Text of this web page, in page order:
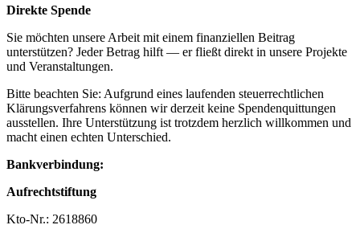
Direkte Spende
Sie möchten unsere Arbeit mit einem finanziellen Beitrag
unterstützen? Jeder Betrag hilft — er fließt direkt in unsere Projekte
und Veranstaltungen.
Bitte beachten Sie: Aufgrund eines laufenden steuerrechtlichen
Klärungsverfahrens können wir derzeit keine Spendenquittungen
ausstellen. Ihre Unterstützung ist trotzdem herzlich willkommen und
macht einen echten Unterschied.
Bankverbindung:
Aufrechtstiftung
Kto-Nr.: 2618860